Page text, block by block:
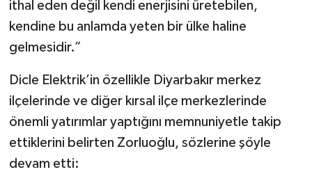
ithal eden değil kendi enerjisini üretebilen,
kendine bu anlamda yeten bir ülke haline
gelmesidir.”
Dicle Elektrik’in özellikle Diyarbakır merkez
ilçelerinde ve diğer kırsal ilçe merkezlerinde
önemli yatırımlar yaptığını memnuniyetle takip
ettiklerini belirten Zorluoğlu, sözlerine şöyle
devam etti: